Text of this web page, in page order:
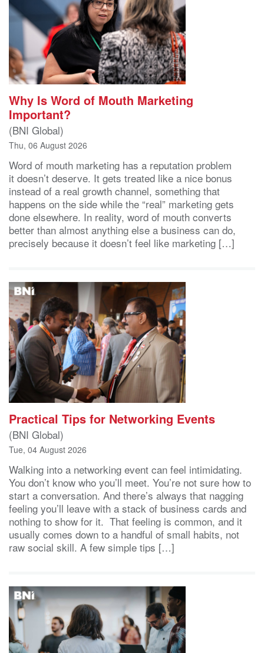
Why Is Word of Mouth Marketing
Important?
(BNI Global)
Thu, 06 August 2026
Word of mouth marketing has a reputation problem
it doesn’t deserve. It gets treated like a nice bonus
instead of a real growth channel, something that
happens on the side while the “real” marketing gets
done elsewhere. In reality, word of mouth converts
better than almost anything else a business can do,
precisely because it doesn’t feel like marketing […]
Practical Tips for Networking Events
(BNI Global)
Tue, 04 August 2026
Walking into a networking event can feel intimidating.
You don’t know who you’ll meet. You’re not sure how to
start a conversation. And there’s always that nagging
feeling you’ll leave with a stack of business cards and
nothing to show for it. That feeling is common, and it
usually comes down to a handful of small habits, not
raw social skill. A few simple tips […]